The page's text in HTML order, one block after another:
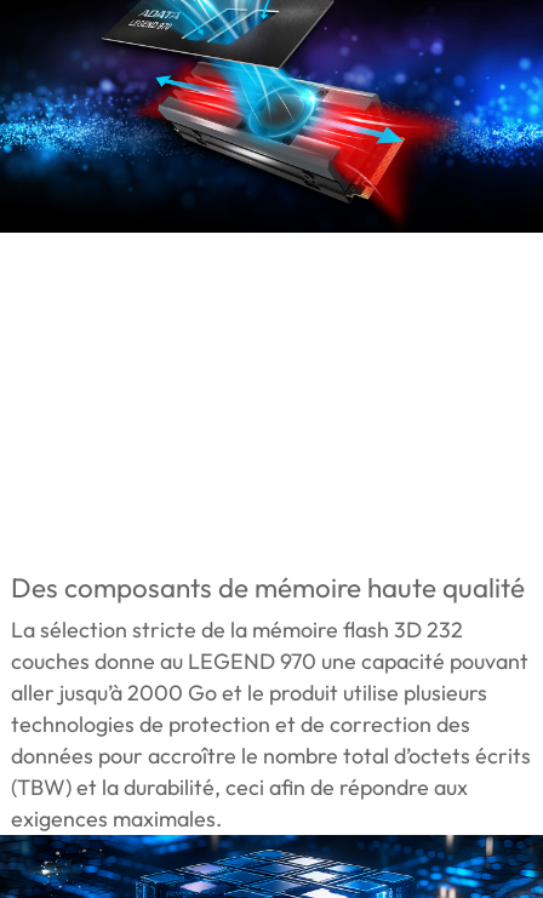
Des composants de mémoire haute qualité
La sélection stricte de la mémoire flash 3D 232
couches donne au LEGEND 970 une capacité pouvant
aller jusqu’à 2000 Go et le produit utilise plusieurs
technologies de protection et de correction des
données pour accroître le nombre total d’octets écrits
(TBW) et la durabilité, ceci afin de répondre aux
exigences maximales.